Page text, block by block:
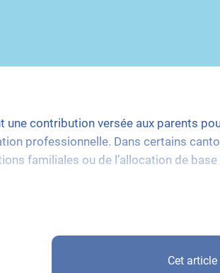
contribution versée aux parents
professionnelle. Dans certains
familiales ou de l’allocation de
Cet